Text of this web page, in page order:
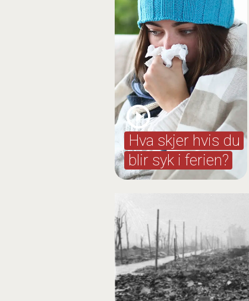
Hva skjer hvis du
blir syk i ferien?